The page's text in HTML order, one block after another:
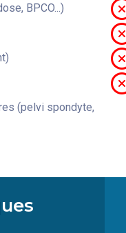
BPCO...)
(pelvi spondyte,